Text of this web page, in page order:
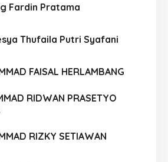
Fardin Pratama
Thufaila Putri Syafani
FAISAL HERLAMBANG
RIDWAN PRASETYO
RIZKY SETIAWAN